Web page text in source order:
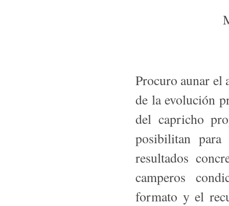
Procuro aunar
de la evolución
del capri­cho
posibilitan
resultados
camperos
formato y el